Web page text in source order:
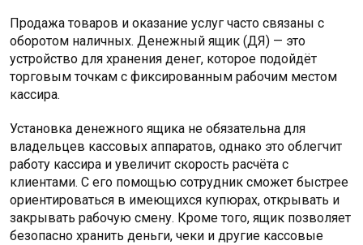
Продажа товаров и оказание услуг часто связаны с
оборотом наличных. Денежный ящик (ДЯ) — это
устройство для хранения денег, которое подойдёт
торговым точкам с фиксированным рабочим местом
кассира.
Установка денежного ящика не обязательна для
владельцев кассовых аппаратов, однако это облегчит
работу кассира и увеличит скорость расчёта с
клиентами. С его помощью сотрудник сможет быстрее
ориентироваться в имеющихся купюрах, открывать и
закрывать рабочую смену. Кроме того, ящик позволяет
безопасно хранить деньги, чеки и другие кассовые